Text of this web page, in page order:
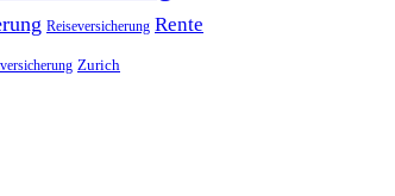
Reiseversicherung Rente
Zurich